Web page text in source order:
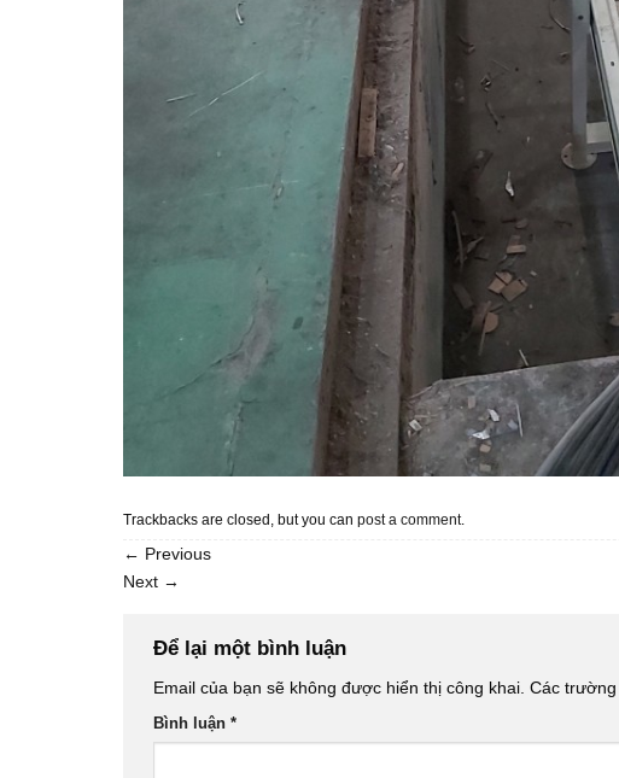
Trackbacks are closed, but you can post a comment.
← Previous
Next →
Để lại một bình luận
Email của bạn sẽ không được hiển thị công khai. Các
Bình luận *